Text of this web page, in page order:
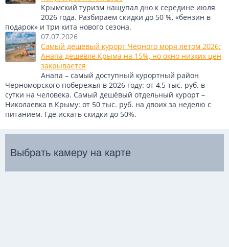
Крымский туризм нащупал дно к середине июля
2026 года. Разбираем скидки до 50 %, «бензин в
подарок» и три кита нового сезона.
07.07.2026
Самый дешёвый курорт Чёрного моря летом 2026:
Анапа дешевле Крыма на 15%, но окно низких цен
закрывается
Анапа – самый доступный курортный район
Черноморского побережья в 2026 году: от 4,5 тыс. руб. в
сутки на человека. Самый дешёвый отдельный курорт –
Николаевка в Крыму: от 50 тыс. руб. на двоих за неделю с
питанием. Где искать скидки до 50%.
Выбрать камеру на карте